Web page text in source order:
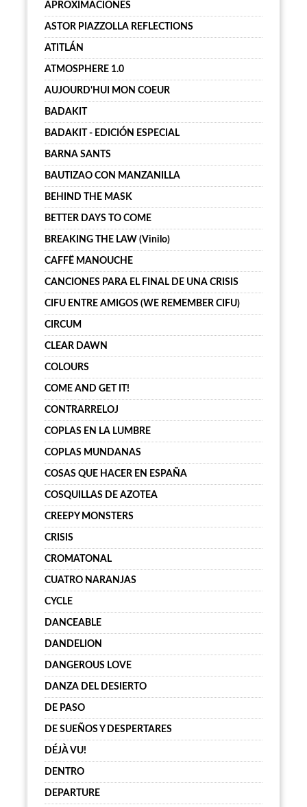
APROXIMACIONES
ASTOR PIAZZOLLA REFLECTIONS
ATITLÁN
ATMOSPHERE 1.0
AUJOURD'HUI MON COEUR
BADAKIT
BADAKIT - EDICIÓN ESPECIAL
BARNA SANTS
BAUTIZAO CON MANZANILLA
BEHIND THE MASK
BETTER DAYS TO COME
BREAKING THE LAW (Vinilo)
CAFFË MANOUCHE
CANCIONES PARA EL FINAL DE UNA CRISIS
CIFU ENTRE AMIGOS (WE REMEMBER CIFU)
CIRCUM
CLEAR DAWN
COLOURS
COME AND GET IT!
CONTRARRELOJ
COPLAS EN LA LUMBRE
COPLAS MUNDANAS
COSAS QUE HACER EN ESPAÑA
COSQUILLAS DE AZOTEA
CREEPY MONSTERS
CRISIS
CROMATONAL
CUATRO NARANJAS
CYCLE
DANCEABLE
DANDELION
DANGEROUS LOVE
DANZA DEL DESIERTO
DE PASO
DE SUEÑOS Y DESPERTARES
DÉJÀ VU!
DENTRO
DEPARTURE